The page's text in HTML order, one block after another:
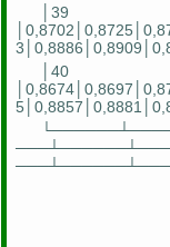
│39
│40